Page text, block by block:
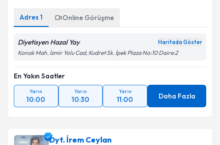
Adres 1 Online Görüşme
Diyetisyen Hazal Yay Haritada Göster
Konak Mah. İzmir Yolu Cad, Kudret Sk. İpek Plaza No:10 Daire:2
En Yakın Saatler
Yarın
10:00
Yarın
10:30
Yarın
11:00 Daha Fazla
Dyt. İrem Ceylan